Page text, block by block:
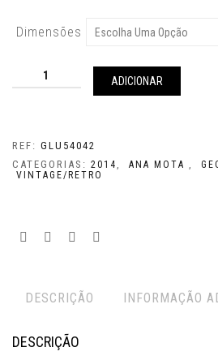
Dimensões
Quantidade
ADICIONAR
REF: GLU54042
CATEGORIAS: 2014, ANA MOTA ,
VINTAGE/RETRO
DESCRIÇÃO INFORMAÇÃO
DESCRIÇÃO